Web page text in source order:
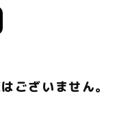
ございません。